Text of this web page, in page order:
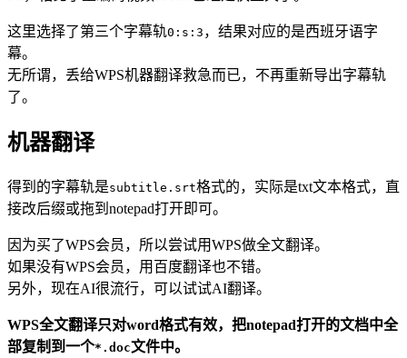
这里选择了第三个字幕轨0:s:3 ，结果对应的是西班牙语字
幕。
无所谓，丢给WPS机器翻译救急而已，不再重新导出字幕轨
了。
机器翻译
得到的字幕轨是subtitle.srt格式的，实际是txt文本格式，直
接改后缀或拖到notepad打开即可。
因为买了WPS会员，所以尝试用WPS做全文翻译。
如果没有WPS会员，用百度翻译也不错。
另外，现在AI很流行，可以试试AI翻译。
WPS全文翻译只对word格式有效，把notepad打开的文档中全
部复制到一个*.doc文件中。